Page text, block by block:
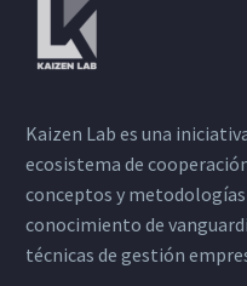
Kaizen Lab es una
ecosistema de
conceptos y
conocimiento de
técnicas de gestión